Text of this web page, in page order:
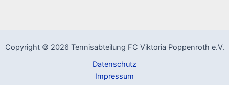
Copyright © 2026 Tennisabteilung FC Viktoria Poppenroth e.V.
Datenschutz
Impressum